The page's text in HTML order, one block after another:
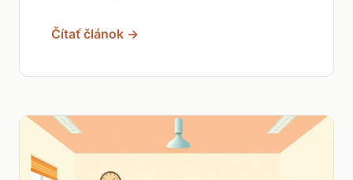
Čítať článok →